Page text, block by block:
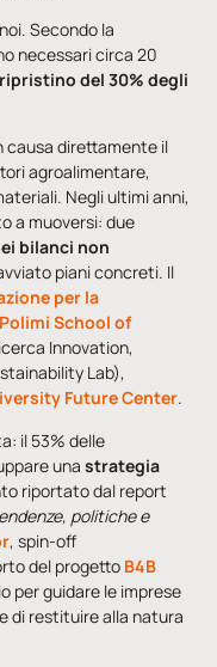
Secondo la
necessari circa 20
ripristino del 30% degli
causa direttamente il
agroalimentare,
Negli ultimi anni,
a muoversi: due
bilanci non
piani concreti. Il
per la
Polimi School of
Innovation,
Lab),
Future Center.
il 53% delle
una strategia
riportato dal report
politiche e
, spin-off
del progetto B4B
per guidare le imprese
di restituire alla natura